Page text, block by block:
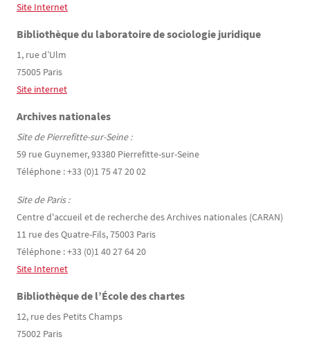
Site Internet
Bibliothèque du laboratoire de sociologie juridique
1, rue d’Ulm
75005 Paris
Site internet
Archives nationales
Site de Pierrefitte-sur-Seine :
59 rue Guynemer, 93380 Pierrefitte-sur-Seine
Téléphone : +33 (0)1 75 47 20 02
Site de Paris :
Centre d'accueil et de recherche des Archives nationales (CARAN)
11 rue des Quatre-Fils, 75003 Paris
Téléphone : +33 (0)1 40 27 64 20
Site Internet
Bibliothèque de l’École des chartes
12, rue des Petits Champs
75002 Paris